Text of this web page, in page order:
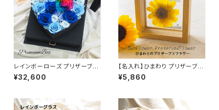
レインボーローズ プリザーブド
フラワー 大切な方へ特別な贈り
物 プレミアムボックス ブルー プ
枯れないお花
¥32,600
【名入れ】ひまわり プリザーブド
フラワー sunflower フラワーギ
フト 向日葵 フラワーギフト 誕生
¥5,860